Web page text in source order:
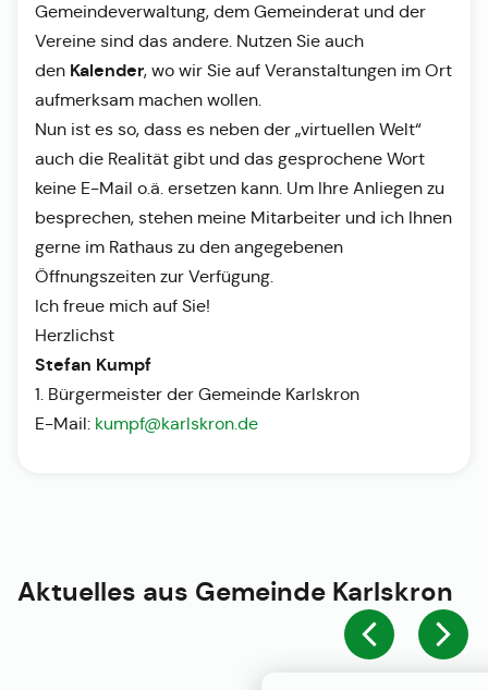
Gemeindeverwaltung, dem Gemeinderat und der
Vereine sind das andere. Nutzen Sie auch
den Kalender, wo wir Sie auf Veranstaltungen im Ort
aufmerksam machen wollen.
Nun ist es so, dass es neben der „virtuellen Welt“
auch die Realität gibt und das gesprochene Wort
keine E-Mail o.ä. ersetzen kann. Um Ihre Anliegen zu
besprechen, stehen meine Mitarbeiter und ich Ihnen
gerne im Rathaus zu den angegebenen
Öffnungszeiten zur Verfügung.
Ich freue mich auf Sie!
Herzlichst
Stefan Kumpf
1. Bürgermeister der Gemeinde Karlskron
E-Mail: kumpf@karlskron.de
Aktuelles aus Gemeinde Karlskron